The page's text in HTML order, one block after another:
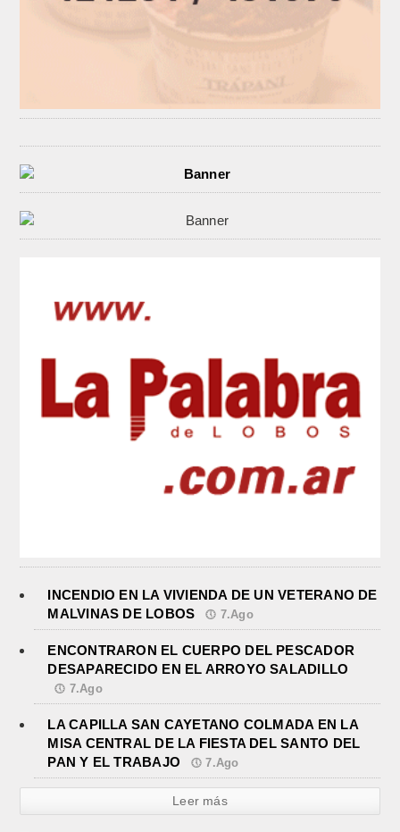
INCENDIO EN LA VIVIENDA DE UN VETERANO DE
MALVINAS DE LOBOS
7.Ago
ENCONTRARON EL CUERPO DEL PESCADOR
DESAPARECIDO EN EL ARROYO SALADILLO
7.Ago
LA CAPILLA SAN CAYETANO COLMADA EN LA
MISA CENTRAL DE LA FIESTA DEL SANTO DEL
PAN Y EL TRABAJO
7.Ago
Leer más